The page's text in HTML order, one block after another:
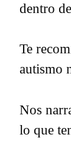
dentro
Te
autismo
Nos
lo que